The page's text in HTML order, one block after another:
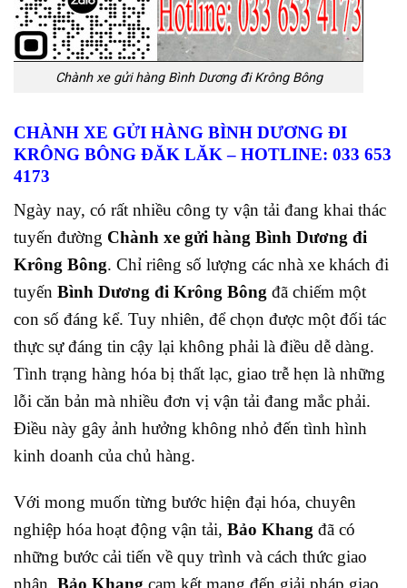
Chành xe gửi hàng Bình Dương đi Krông Bông
CHÀNH XE GỬI HÀNG BÌNH DƯƠNG ĐI
KRÔNG BÔNG ĐĂK LĂK– HOTLINE: 033 653
4173
Ngày nay, có rất nhiều công ty vận tải đang khai thác
tuyến đường Chành xe gửi hàng Bình Dương đi
Krông Bông. Chỉ riêng số lượng các nhà xe khách đi
tuyến Bình Dương đi Krông Bông đã chiếm một
con số đáng kể. Tuy nhiên, để chọn được một đối tác
thực sự đáng tin cậy lại không phải là điều dễ dàng.
Tình trạng hàng hóa bị thất lạc, giao trễ hẹn là những
lỗi căn bản mà nhiều đơn vị vận tải đang mắc phải.
Điều này gây ảnh hưởng không nhỏ đến tình hình
kinh doanh của chủ hàng.
Với mong muốn từng bước hiện đại hóa, chuyên
nghiệp hóa hoạt động vận tải, Bảo Khang đã có
những bước cải tiến về quy trình và cách thức giao
nhận. Bảo Khang cam kết mang đến giải pháp giao